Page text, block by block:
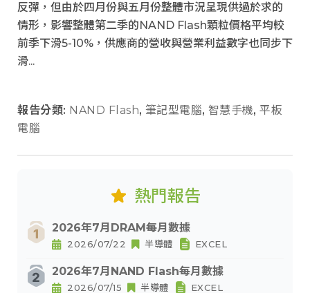
反彈，但由於四月份與五月份整體市況呈現供過於求的
情形，影響整體第二季的NAND Flash顆粒價格平均較
前季下滑5-10%，供應商的營收與營業利益數字也同步下
滑...
報告分類: NAND Flash, 筆記型電腦, 智慧手機, 平板
電腦
熱門報告
2026年7月DRAM每月數據
2026/07/22 半導體 EXCEL
2026年7月NAND Flash每月數據
2026/07/15 半導體 EXCEL